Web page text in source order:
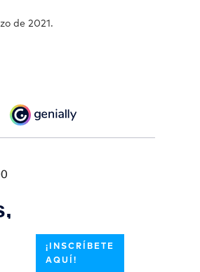
de 2021.
¡INSCRÍBETE
AQUÍ!